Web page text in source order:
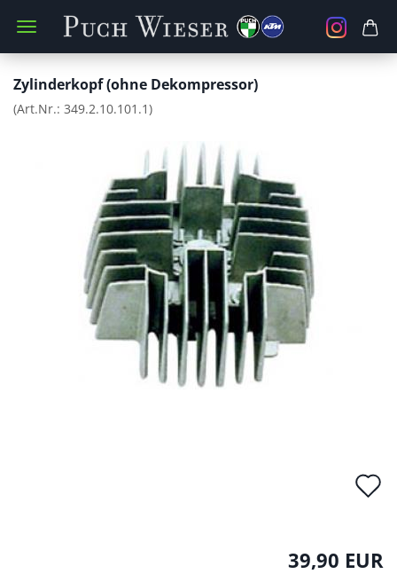
Zylinderkopf (ohne Dekompressor)
(Art.Nr.: 349.2.10.101.1)
39,90 EUR